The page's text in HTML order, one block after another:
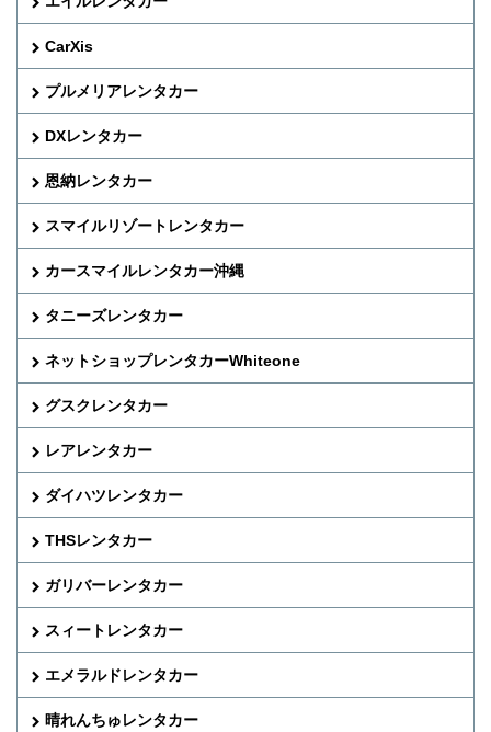
CarXis
プルメリアレンタカー
DXレンタカー
恩納レンタカー
スマイルリゾートレンタカー
カースマイルレンタカー沖縄
タニーズレンタカー
ネットショップレンタカーWhiteone
グスクレンタカー
レアレンタカー
ダイハツレンタカー
THSレンタカー
ガリバーレンタカー
スィートレンタカー
エメラルドレンタカー
晴れんちゅレンタカー